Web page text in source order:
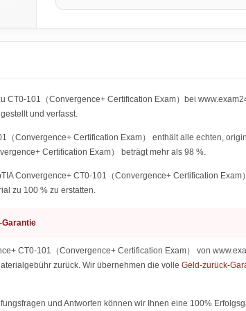
CT0-101（Convergence+ Certification Exam）bei
und verfasst.
（Convergence+ Certification Exam） enthält alle echten,
Certification Exam） beträgt mehr als 98 %.
Convergence+ CT0-101（Convergence+ Certification
zu 100 % zu erstatten.
Garantie
CT0-101（Convergence+ Certification Exam） von
zurück. Wir übernehmen die volle Geld-zurück-
und Antworten können wir Ihnen eine 100%